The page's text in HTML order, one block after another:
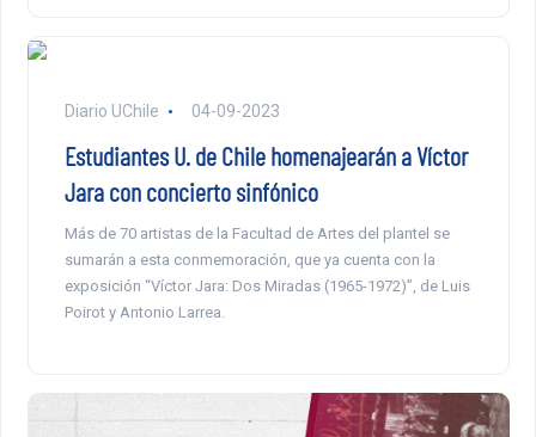
Diario UChile 04-09-2023
Estudiantes U. de Chile homenajearán a Víctor
Jara con concierto sinfónico
Más de 70 artistas de la Facultad de Artes del plantel se
sumarán a esta conmemoración, que ya cuenta con la
exposición “Víctor Jara: Dos Miradas (1965-1972)”, de Luis
Poirot y Antonio Larrea.